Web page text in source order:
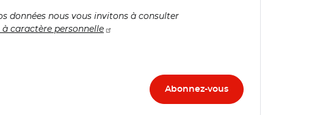
données nous vous invitons à consulter
caractère personnelle